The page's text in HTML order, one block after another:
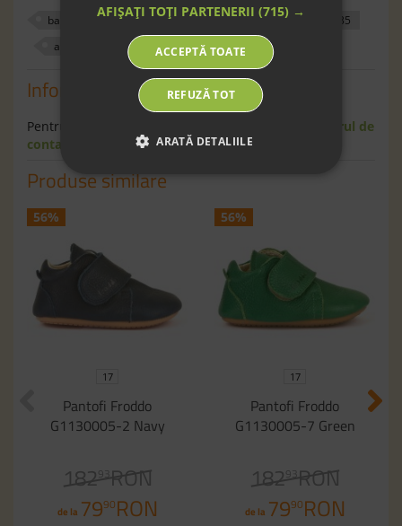
baieti fete pantofi exterior
600535
alb fara crom
19 20
Informaţii
Pentru informaţii suplimentare scrie-ne pe
formularul de
contact
Produse similare
56%
17
Pantofi Froddo
G1130005-2 Navy
182 93RON
de la 7990RON
56%
17
Pantofi Froddo
G1130005-7 Green
182 93RON
de la 7990RON
AFIȘAȚI TOȚI PARTENERII (715) →
ACCEPTĂ TOATE
REFUZĂ TOT
ARATĂ DETALIILE